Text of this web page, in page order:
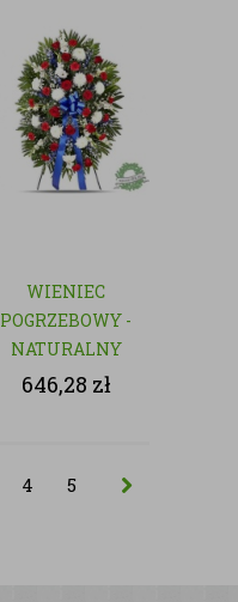
WIENIEC
POGRZEBOWY -
NATURALNY
646,28 zł
4 5